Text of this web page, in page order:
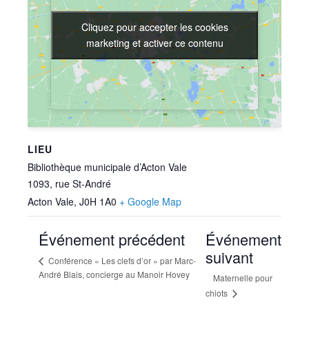
LIEU
Bibliothèque municipale d’Acton Vale
1093, rue St-André
Acton Vale, J0H 1A0 + Google Map
Cliquez pour accepter les cookies
marketing et activer ce contenu
Cliquez pour accepter les cookies
marketing et activer ce contenu
Événement précédent
Conférence « Les clefs d’or » par Marc-
André Blais, concierge au Manoir Hovey
Événement
suivant
Maternelle pour
chiots